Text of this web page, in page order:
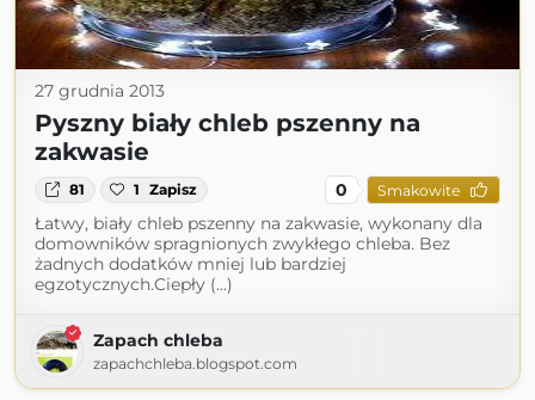
27 grudnia 2013
Pyszny biały chleb pszenny na
zakwasie
81 1 Zapisz 0 Smakowite
Łatwy, biały chleb pszenny na zakwasie, wykonany dla
domowników spragnionych zwykłego chleba. Bez
żadnych dodatków mniej lub bardziej
egzotycznych.Ciepły (...)
Zapach chleba
zapachchleba.blogspot.com